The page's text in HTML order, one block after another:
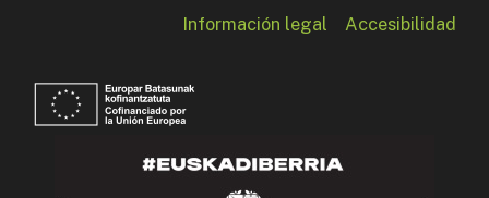
Información legal Accesibilidad